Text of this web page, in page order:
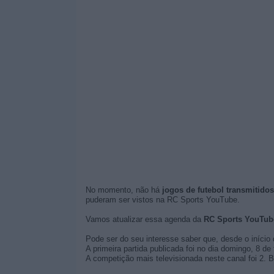
No momento, não há jogos de futebol
puderam ser vistos na RC Sports YouTube.
Vamos atualizar essa agenda da RC Sports
Pode ser do seu interesse saber que, desde o
A primeira partida publicada foi no dia domingo, 8
A competição mais televisionada neste canal foi 2.